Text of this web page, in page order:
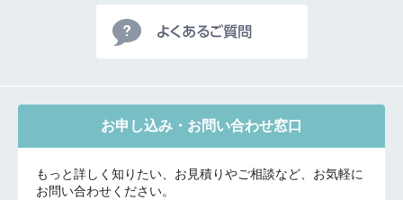
お申し込み・お問い合わせ窓口
もっと詳しく知りたい、お見積りやご相談など、お気軽に
お問い合わせください。